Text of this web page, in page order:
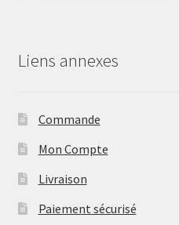
Liens annexes
Commande
Mon Compte
Livraison
Paiement sécurisé